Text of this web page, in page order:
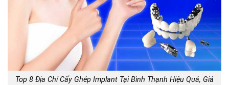
Top 8 Địa Chỉ Cấy Ghép Implant Tại Bình Thạnh Hiệu Quả, Giá